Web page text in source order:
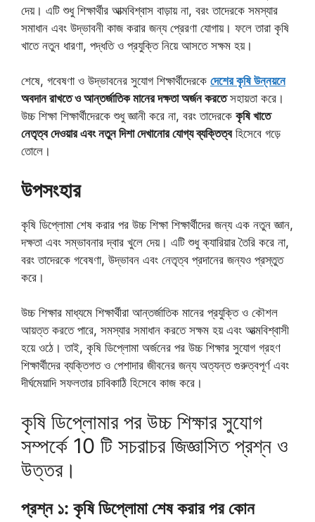
দেয়। এটি শুধু শিক্ষার্থীর আত্মবিশ্বাস বাড়ায় না, বরং তাদেরকে সমস্যার
সমাধান এবং উদ্ভাবনী কাজ করার জন্য প্রেরণা যোগায়। ফলে তারা কৃষি
খাতে নতুন ধারণা, পদ্ধতি ও প্রযুক্তি নিয়ে আসতে সক্ষম হয়।
শেষে, গবেষণা ও উদ্ভাবনের সুযোগ শিক্ষার্থীদেরকে দেশের কৃষি উন্নয়নে
অবদান রাখতে ও আন্তর্জাতিক মানের দক্ষতা অর্জন করতেসহায়তা করে।
উচ্চ শিক্ষা শিক্ষার্থীদেরকে শুধু জ্ঞানী করে না, বরং তাদেরকে কৃষি খাতে
নেতৃত্ব দেওয়ার এবং নতুন দিশা দেখানোর যোগ্য ব্যক্তিত্বহিসেবে গড়ে
তোলে।
উপসংহার
কৃষি ডিপ্লোমা শেষ করার পর উচ্চ শিক্ষা শিক্ষার্থীদের জন্য এক নতুন জ্ঞান,
দক্ষতা এবং সম্ভাবনার দ্বার খুলে দেয়। এটি শুধু ক্যারিয়ার তৈরি করে না,
বরং তাদেরকে গবেষণা, উদ্ভাবন এবং নেতৃত্ব প্রদানের জন্যও প্রস্তুত
করে।
উচ্চ শিক্ষার মাধ্যমে শিক্ষার্থীরা আন্তর্জাতিক মানের প্রযুক্তি ও কৌশল
আয়ত্ত করতে পারে, সমস্যার সমাধান করতে সক্ষম হয় এবং আত্মবিশ্বাসী
হয়ে ওঠে। তাই, কৃষি ডিপ্লোমা অর্জনের পর উচ্চ শিক্ষার সুযোগ গ্রহণ
শিক্ষার্থীদের ব্যক্তিগত ও পেশাদার জীবনের জন্য অত্যন্ত গুরুত্বপূর্ণ এবং
দীর্ঘমেয়াদি সফলতার চাবিকাঠি হিসেবে কাজ করে।
কৃষি ডিপ্লোমার পর উচ্চ শিক্ষার সুযোগ
সম্পর্কে 10 টি সচরাচর জিজ্ঞাসিত প্রশ্ন ও
উত্তর।
প্রশ্ন ১: কৃষি ডিপ্লোমা শেষ করার পর কোন